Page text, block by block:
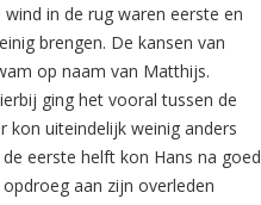
in de rug waren eerste en
brengen. De kansen van
op naam van Matthijs.
ging het vooral tussen de
kon uiteindelijk weinig anders
eerste helft kon Hans na goed
aan zijn overleden